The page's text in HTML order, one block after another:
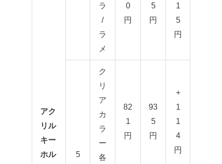
アク
リル
キー
ホル
ラ
/
ラ
メ
0
円
5
円
1
5
円
5
ク
リ
ア
カ
ラ
ー
各
82
1
円
93
5
円
+
1
1
4
円